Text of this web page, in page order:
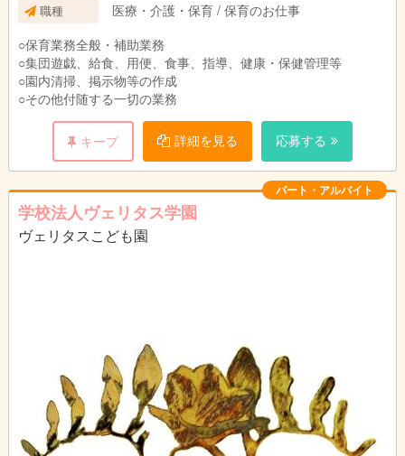
就業時間３
8時30分〜17時30分
休憩時間60分
就業時間は１～３の交替制です。
勤務時間は相談に応じます。
就業時間については週３日から１日４時間など
の短時間勤務も可。
まずはご応募いただき、ご希望をお聞かせくだ
職種
医療・介護・保育 / 保育のお仕事
○保育業務全般・補助業務
○集団遊戯、給食、用便、食事、指導、健康・保健管理等
○園内清掃、掲示物等の作成
○その他付随する一切の業務
キープ 詳細を見る 応募する
パート・アルバイト
学校法人ヴェリタス学園
ヴェリタスこども園